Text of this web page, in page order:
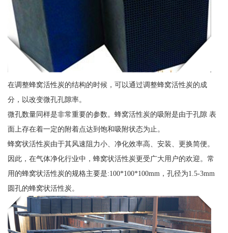
在调整蜂窝活性炭的结构的时候，可以通过调整蜂窝活性炭的成
分，以改变微孔孔隙率。
微孔数量同样是非常重要的参数。蜂窝活性炭的吸附是由于孔隙 表
面上存在着一定的附着点达到饱和吸附状态为止。
蜂窝状活性炭由于其风速阻力小、净化效率高、安装、更换简便。
因此，在气体净化行业中，蜂窝状活性炭更受广大用户的欢迎。常
用的蜂窝状活性炭的规格主要是:100*100*100mm，孔径为1.5-3mm
圆孔的蜂窝状活性炭。